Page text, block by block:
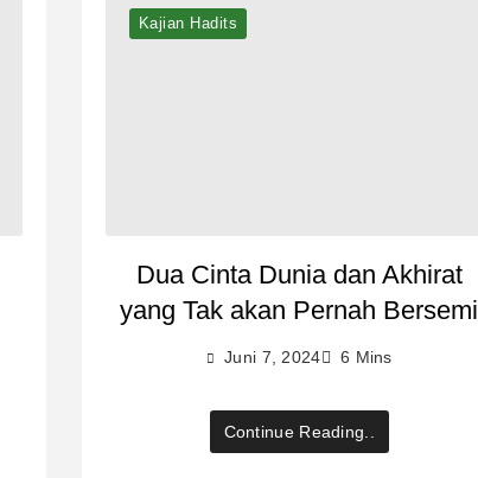
Kajian Hadits
Dua Cinta Dunia dan Akhirat
yang Tak akan Pernah Bersemi
Juni 7, 2024 6 Mins
Continue Reading..